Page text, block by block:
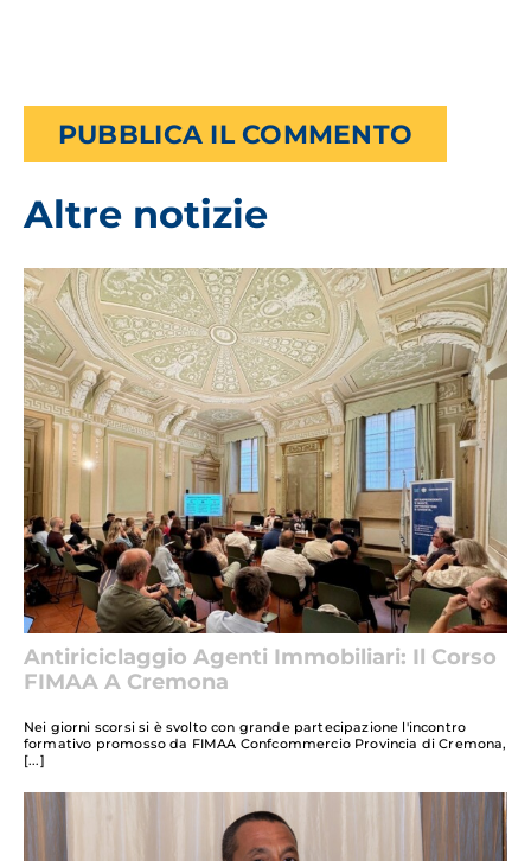
Altre notizie
Antiriciclaggio Agenti Immobiliari: Il Corso
FIMAA A Cremona
Nei giorni scorsi si è svolto con grande partecipazione l'incontro
formativo promosso da FIMAA Confcommercio Provincia di Cremona,